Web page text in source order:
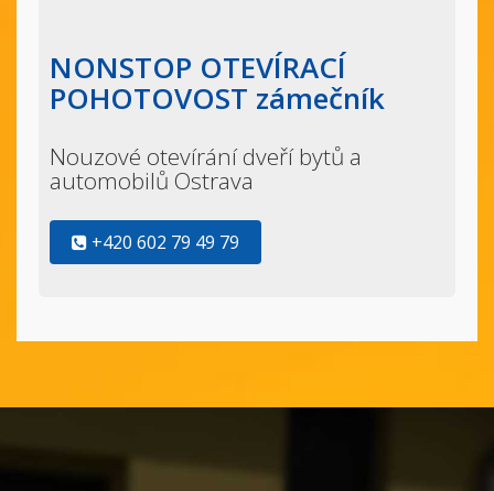
NONSTOP OTEVÍRACÍ
POHOTOVOST zámečník
Nouzové otevírání dveří bytů a
automobilů Ostrava
+420 602 79 49 79